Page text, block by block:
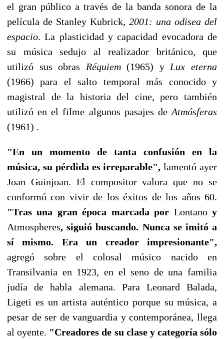
el gran público a través de la banda sonora de la
película de Stanley Kubrick, 2001: una odisea del
espacio. La plasticidad y capacidad evocadora de
su música sedujo al realizador británico, que
utilizó sus obras Réquiem(1965) y Lux eterna
(1966) para el salto temporal más conocido y
magistral de la historia del cine, pero también
utilizó en el filme algunos pasajes de Atmósferas
(1961) .
"En un momento de tanta confusión en la
música, su pérdida es irreparable", lamentó ayer
Joan Guinjoan. El compositor valora que no se
conformó con vivir de los éxitos de los años 60.
"Tras una gran época marcada por Lontanoy
Atmospheres, siguió buscando. Nunca se imitó a
sí mismo. Era un creador impresionante",
agregó sobre el colosal músico nacido en
Transilvania en 1923, en el seno de una familia
judía de habla alemana. Para Leonard Balada,
Ligeti es un artista auténtico porque su música, a
pesar de ser de vanguardia y contemporánea, llega
al oyente. "Creadores de su clase y categoría sólo